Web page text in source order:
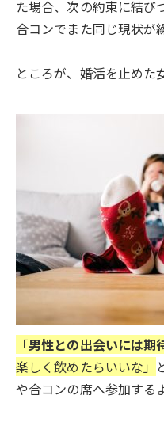
た場合、次の約束に結び
合コンでまた同じ現状が
ところが、婚活を止めた
「男性との出会いには期
楽しく飲めたらいいな」
や合コンの席へ参加する